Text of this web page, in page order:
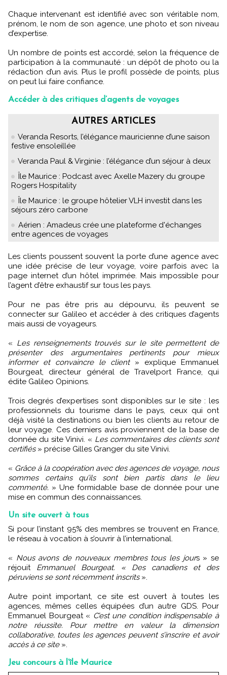
Chaque intervenant est identifié avec son véritable nom,
prénom, le nom de son agence, une photo et son niveau
d’expertise.
Un nombre de points est accordé, selon la fréquence de
participation à la communauté : un dépôt de photo ou la
rédaction d’un avis. Plus le profil possède de points, plus
on peut lui faire confiance.
Accéder à des critiques d’agents de voyages
AUTRES ARTICLES
Veranda Resorts, l’élégance mauricienne d’une saison
festive ensoleillée
Veranda Paul & Virginie : l’élégance d’un séjour à deux
Île Maurice : Podcast avec Axelle Mazery du groupe
Rogers Hospitality
Île Maurice : le groupe hôtelier VLH investit dans les
séjours zéro carbone
Aérien : Amadeus crée une plateforme d'échanges
entre agences de voyages
Les clients poussent souvent la porte d’une agence avec
une idée précise de leur voyage, voire parfois avec la
page internet d’un hôtel imprimée. Mais impossible pour
l’agent d’être exhaustif sur tous les pays.
Pour ne pas être pris au dépourvu, ils peuvent se
connecter sur Galileo et accéder à des critiques d’agents
mais aussi de voyageurs.
« Les renseignements trouvés sur le site permettent de
présenter des argumentaires pertinents pour mieux
informer et convaincre le client» explique Emmanuel
Bourgeat, directeur général de Travelport France, qui
édite Galileo Opinions.
Trois degrés d’expertises sont disponibles sur le site : les
professionnels du tourisme dans le pays, ceux qui ont
déjà visité la destinations ou bien les clients au retour de
leur voyage. Ces derniers avis proviennent de la base de
donnée du site Vinivi. « Les commentaires des clients sont
certifiés» précise Gilles Granger du site Vinivi.
« Grâce à la coopération avec des agences de voyage, nous
sommes certains qu’ils sont bien partis dans le lieu
commenté. » Une formidable base de donnée pour une
mise en commun des connaissances.
Un site ouvert à tous
Si pour l’instant 95% des membres se trouvent en France,
le réseau à vocation à s’ouvrir à l’international.
« Nous avons de nouveaux membres tous les jours » se
réjouit Emmanuel Bourgeat. « Des canadiens et des
péruviens se sont récemment inscrits».
Autre point important, ce site est ouvert à toutes les
agences, mêmes celles équipées d’un autre GDS. Pour
Emmanuel Bourgeat « C’est une condition indispensable à
notre réussite. Pour mettre en valeur la dimension
collaborative, toutes les agences peuvent s’inscrire et avoir
accès à ce site».
Jeu concours à l’île Maurice